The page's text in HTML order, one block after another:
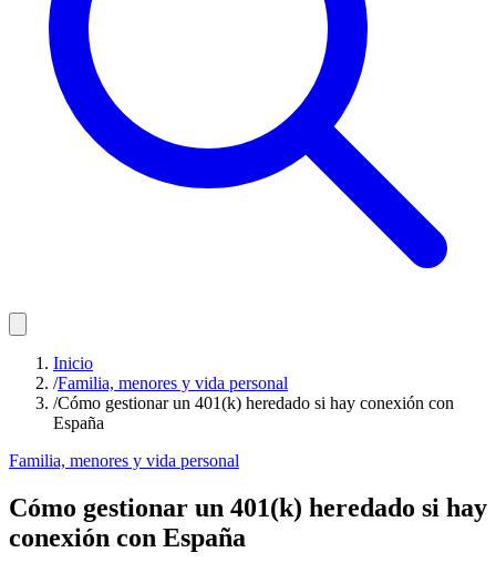
Inicio
/Familia, menores y vida personal
/Cómo gestionar un 401(k) heredado si hay conexión con
España
Familia, menores y vida personal
Cómo gestionar un 401(k) heredado si hay
conexión con España